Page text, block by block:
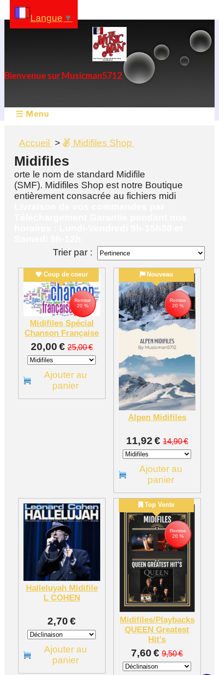
Bienvenue sur Musicman5712
Menu
Accueil Midifiles Shop
Midifiles
orte le nom de standard Midifile
(SMF). Midifiles Shop est notre Boutique
entièrement consacrée au fichiers midi
Trier par :
Remise
20 %
Midifiles Spécial
Chanson Française
20,00 € 25,00€
Ajouter au
panier
Coup de coeur
Remise
20 %
Alpen Midifiles
11,92 € 14,90€
Ajouter au
panier
Nouveau
Halleluyah Midifile
L COHEN
2,70 €
Ajouter au
panier
Remise
20 %
Midifiles/Playbacks
QUEEN Greatest
Hit's
7,60 € 9,50€
Top Vente
Langue ▼